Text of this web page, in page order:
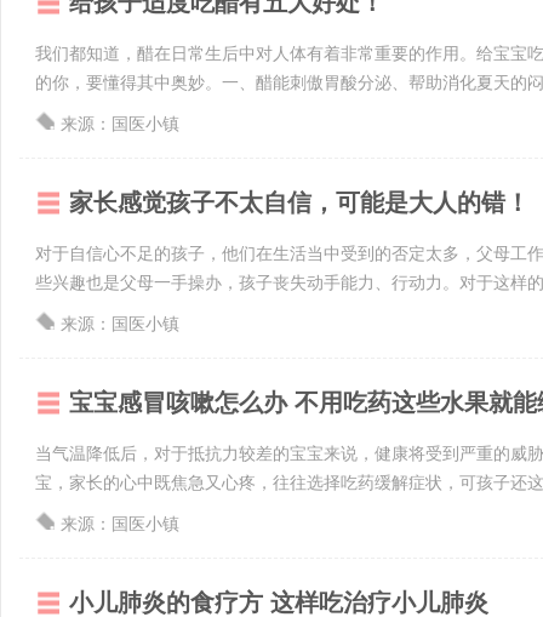
我们都知道，醋在日常生后中对人体有着非常重要的作用。给宝宝
的你，要懂得其中奥妙。一、醋能刺傲胃酸分泌、帮助消化夏天的
来源：国医小镇
家长感觉孩子不太自信，可能是大人的错！
对于自信心不足的孩子，他们在生活当中受到的否定太多，父母工
些兴趣也是父母一手操办，孩子丧失动手能力、行动力。对于这样
来源：国医小镇
宝宝感冒咳嗽怎么办 不用吃药这些水果就能
当气温降低后，对于抵抗力较差的宝宝来说，健康将受到严重的威
宝，家长的心中既焦急又心疼，往往选择吃药缓解症状，可孩子还
来源：国医小镇
小儿肺炎的食疗方 这样吃治疗小儿肺炎